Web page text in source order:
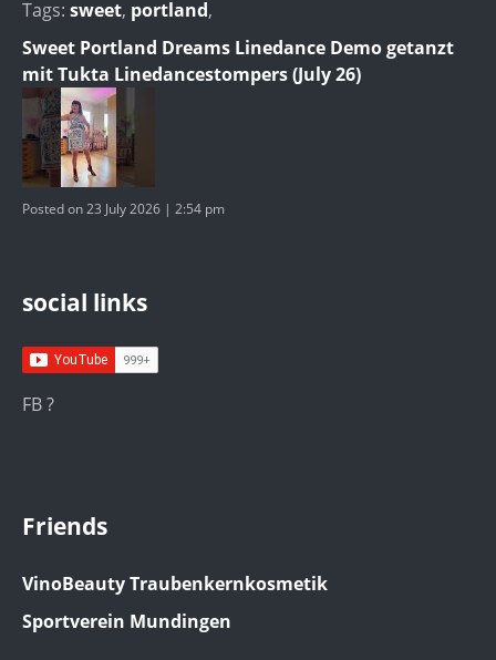
Tags: sweet, portland,
Sweet Portland Dreams Linedance Demo getanzt
mit Tukta Linedancestompers (July 26)
Posted on 23 July 2026 | 2:54 pm
social links
FB ?
Friends
VinoBeauty Traubenkernkosmetik
Sportverein Mundingen